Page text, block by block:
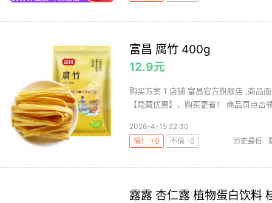
富昌 腐竹 400g
12.9元
购买方案 1 店铺 富昌官方旗舰店 ,商品
【隐藏优惠】，购买更省！ 商品页点击
2026-4-15 22:30
值！ +0
不值 -0 历史最低
露露 杏仁露 植物蛋白饮料